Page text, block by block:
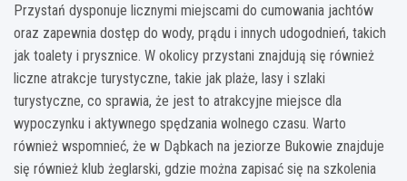
Przystań dysponuje licznymi miejscami do cumowania jachtów
oraz zapewnia dostęp do wody, prądu i innych udogodnień, takich
jak toalety i prysznice. W okolicy przystani znajdują się również
liczne atrakcje turystyczne, takie jak plaże, lasy i szlaki
turystyczne, co sprawia, że jest to atrakcyjne miejsce dla
wypoczynku i aktywnego spędzania wolnego czasu. Warto
również wspomnieć, że w Dąbkach na jeziorze Bukowie znajduje
się również klub żeglarski, gdzie można zapisać się na szkolenia